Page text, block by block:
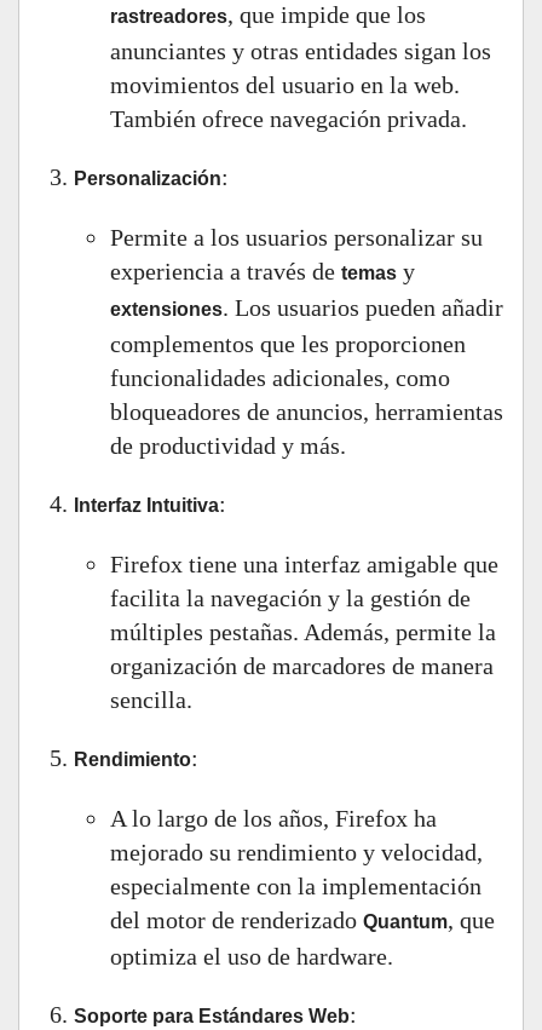
rastreadores, que impide que los
anunciantes y otras entidades sigan los
movimientos del usuario en la web.
También ofrece navegación privada.
Personalización:
Permite a los usuarios personalizar su
experiencia a través de temas y
extensiones. Los usuarios pueden añadir
complementos que les proporcionen
funcionalidades adicionales, como
bloqueadores de anuncios, herramientas
de productividad y más.
Interfaz Intuitiva:
Firefox tiene una interfaz amigable que
facilita la navegación y la gestión de
múltiples pestañas. Además, permite la
organización de marcadores de manera
sencilla.
Rendimiento:
A lo largo de los años, Firefox ha
mejorado su rendimiento y velocidad,
especialmente con la implementación
del motor de renderizado Quantum, que
optimiza el uso de hardware.
Soporte para Estándares Web: